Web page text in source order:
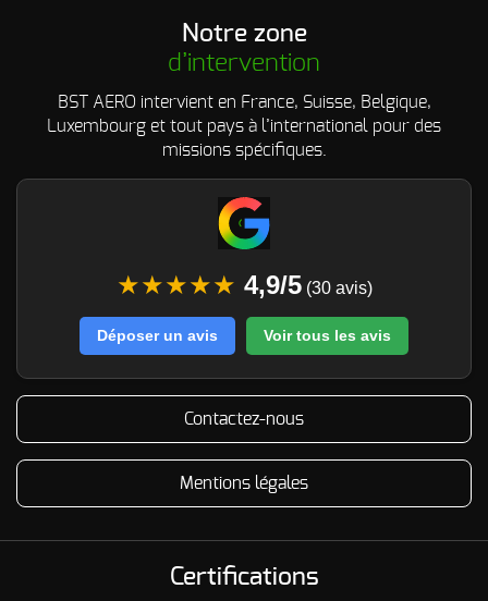
Notre zone
d’intervention
BST AERO intervient en France, Suisse, Belgique,
Luxembourg et tout pays à l’international pour des
missions spécifiques.
★★★★★ 4,9/5(30 avis)
Déposer un avis Voir tous les avis
Contactez-nous
Mentions légales
Certifications